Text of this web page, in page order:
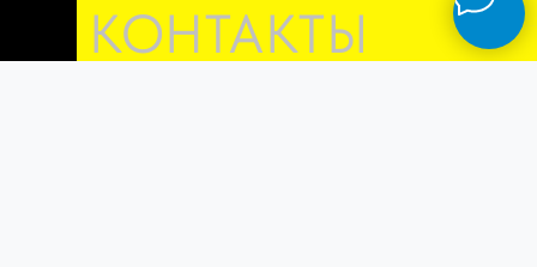
КОНТАКТЫ